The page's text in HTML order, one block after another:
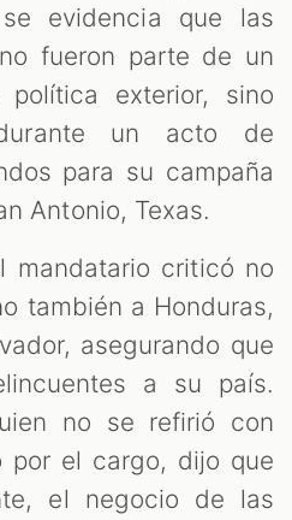
evidencia que las
fueron parte de un
exterior, sino
un acto de
para su campaña
Antonio, Texas.
mandatario criticó no
también a Honduras,
asegurando que
a su país.
no se refirió con
por el cargo, dijo que
el negocio de las